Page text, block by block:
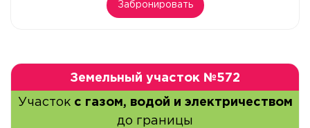
Забронировать
Земельный участок №572
Участок с газом, водой и электричеством
до границы